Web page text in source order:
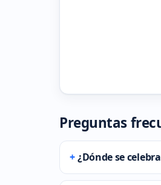
Preguntas
¿Dónde se